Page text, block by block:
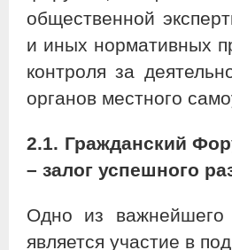
общественной
и иных нормативных
контроля за
органов местного
2.1. Гражданский
– залог успешного
Одно из важнейшего
является участие в